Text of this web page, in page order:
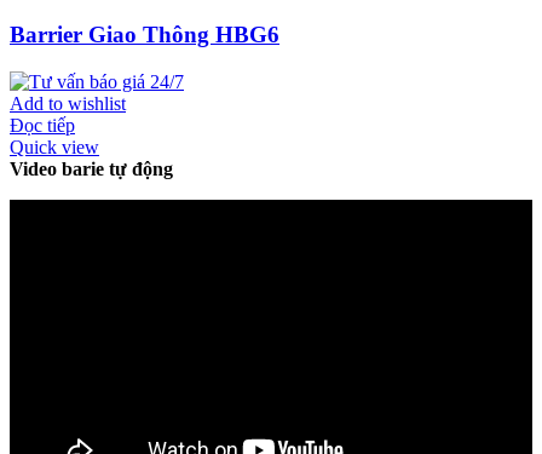
Barrier Giao Thông HBG6
Add to wishlist
Đọc tiếp
Quick view
Video barie tự động